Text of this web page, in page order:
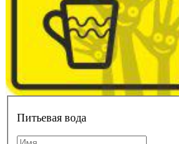
Питьевая вода